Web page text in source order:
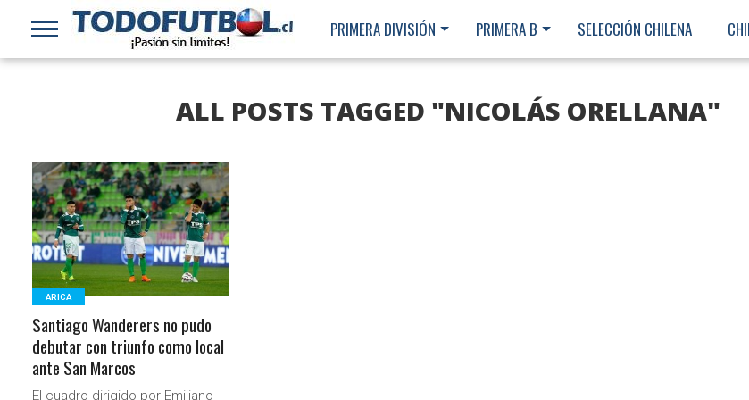
PRIMERA DIVISIÓN PRIMERA B SELECCIÓN CHILENA
ALL POSTS TAGGED "NICOLÁS ORELLANA"
LEER MÁS
ARICA
Santiago Wanderers no pudo
debutar con triunfo como local
ante San Marcos
El cuadro dirigido por Emiliano